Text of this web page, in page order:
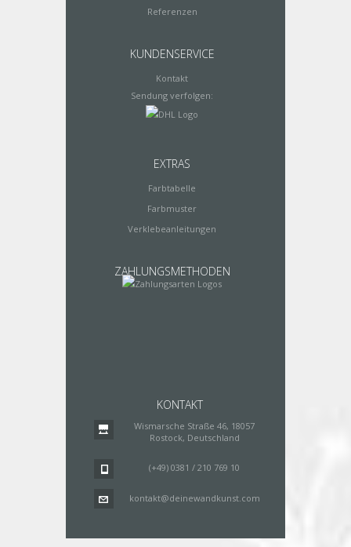
Referenzen
KUNDENSERVICE
Kontakt
Sendung verfolgen:
EXTRAS
Farbtabelle
Farbmuster
Verklebeanleitungen
ZAHLUNGSMETHODEN
KONTAKT
Wismarsche Straße 46, 18057
Rostock, Deutschland
(+49) 0381 / 210 769 10
kontakt@deinewandkunst.com